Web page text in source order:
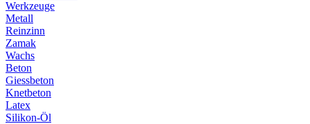
Werkzeuge
Metall
Reinzinn
Zamak
Wachs
Beton
Giessbeton
Knetbeton
Latex
Silikon-Öl